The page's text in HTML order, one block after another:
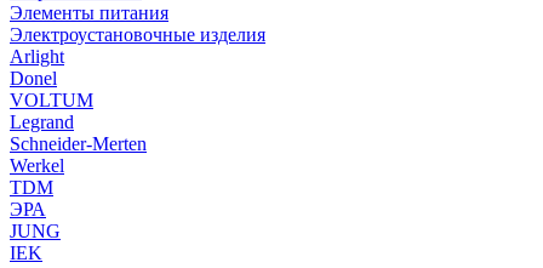
Элементы питания
Электроустановочные изделия
Arlight
Donel
VOLTUM
Legrand
Schneider-Merten
Werkel
TDM
ЭРА
JUNG
IEK